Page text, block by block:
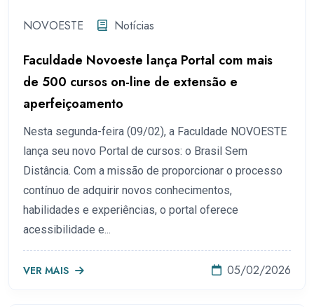
NOVOESTE Notícias
Faculdade Novoeste lança Portal com mais
de 500 cursos on-line de extensão e
aperfeiçoamento
Nesta segunda-feira (09/02), a Faculdade NOVOESTE
lança seu novo Portal de cursos: o Brasil Sem
Distância. Com a missão de proporcionar o processo
contínuo de adquirir novos conhecimentos,
habilidades e experiências, o portal oferece
acessibilidade e...
VER MAIS 05/02/2026